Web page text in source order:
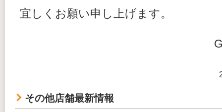
宜しくお願い申し上げます。
その他店舗最新情報